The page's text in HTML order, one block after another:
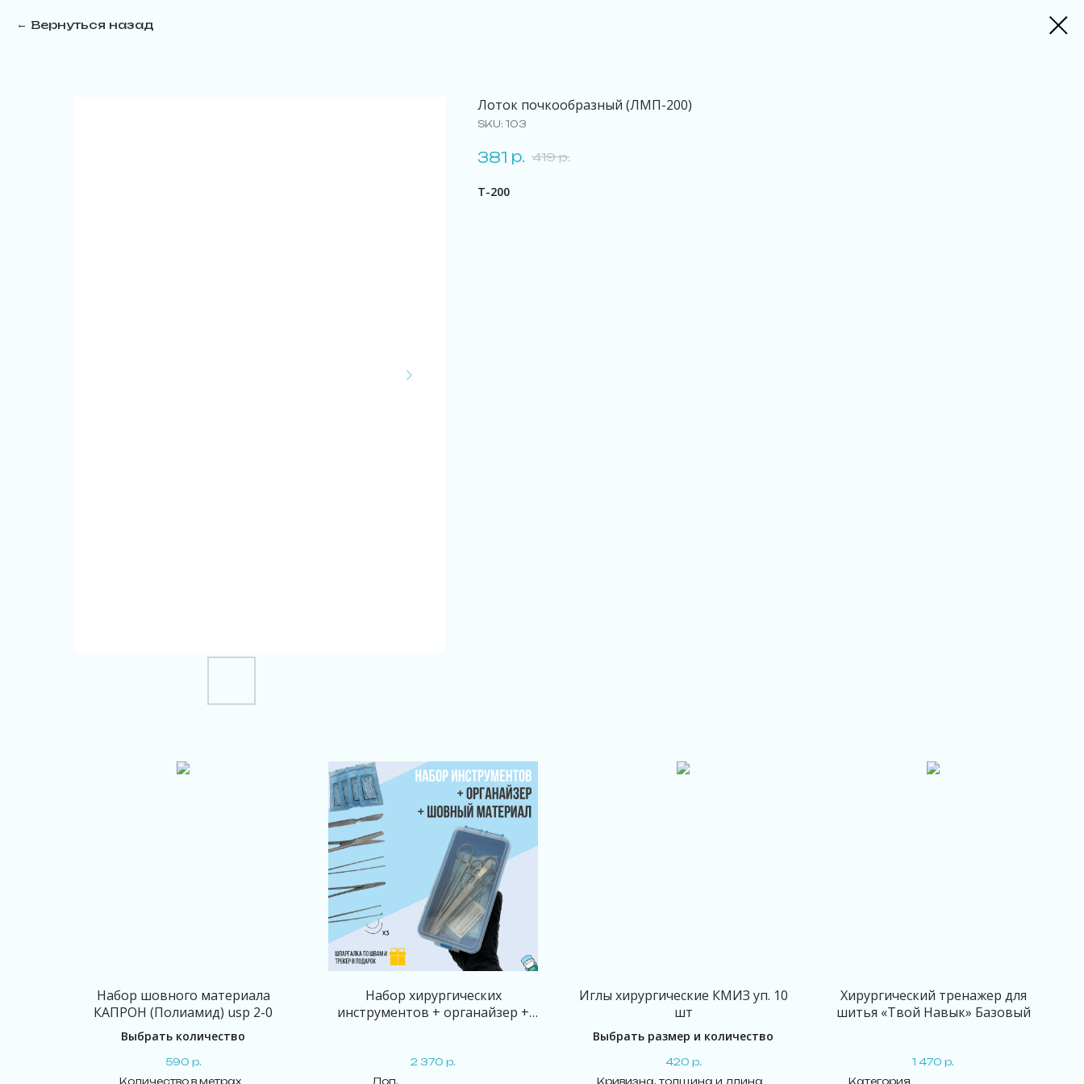
Вернуться назад
Лоток почкообразный (ЛМП-200)
SKU: 103
381 р. 419 р.
T-200
Набор шовного материала
КАПРОН (Полиамид) usp 2-0
Выбрать количество
590 р.
Количество в метрах
Набор хирургических
инструментов + органайзер +
2 370 р.
Доп.
Иглы хирургические КМИЗ уп. 10
шт
Выбрать размер и количество
420 р.
Кривизна, толщина и длина
Хирургический тренажер для
шитья «Твой Навык» Базовый
1 470 р.
Категория